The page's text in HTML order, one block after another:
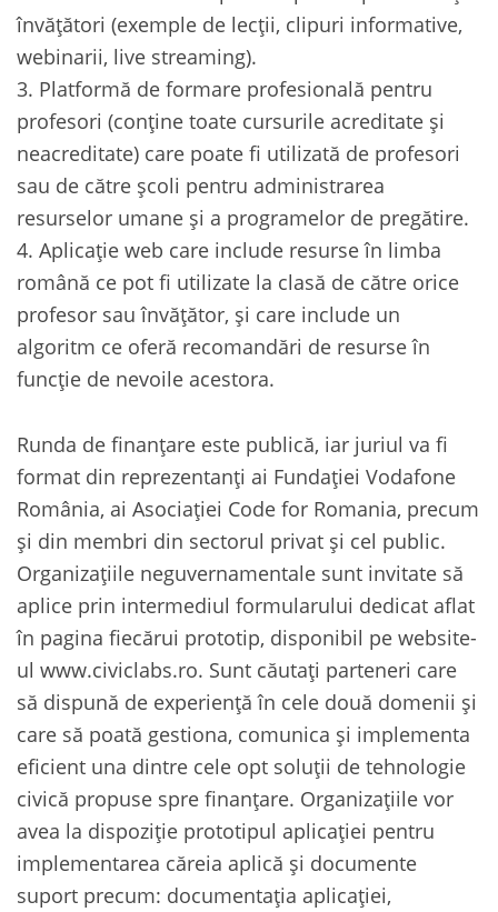
învățători (exemple de lecții, clipuri informative,
webinarii, live streaming).
3. Platformă de formare profesională pentru
profesori (conține toate cursurile acreditate și
neacreditate) care poate fi utilizată de profesori
sau de către școli pentru administrarea
resurselor umane și a programelor de pregătire.
4. Aplicație web care include resurse în limba
română ce pot fi utilizate la clasă de către orice
profesor sau învățător, și care include un
algoritm ce oferă recomandări de resurse în
funcție de nevoile acestora.
Runda de finanțare este publică, iar juriul va fi
format din reprezentanți ai Fundației Vodafone
România, ai Asociației Code for Romania, precum
și din membri din sectorul privat și cel public.
Organizațiile neguvernamentale sunt invitate să
aplice prin intermediul formularului dedicat aflat
în pagina fiecărui prototip, disponibil pe website-
ul www.civiclabs.ro. Sunt căutați parteneri care
să dispună de experiență în cele două domenii și
care să poată gestiona, comunica și implementa
eficient una dintre cele opt soluții de tehnologie
civică propuse spre finanțare. Organizațiile vor
avea la dispoziție prototipul aplicației pentru
implementarea căreia aplică și documente
suport precum: documentația aplicației,